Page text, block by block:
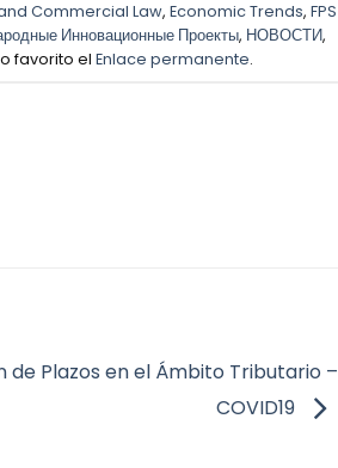
Commercial Law, Economic Trends, FPS
Инновационные Проекты, НОВОСТИ,
favorito elEnlace permanente.
de Plazos en el Ámbito Tributario –
COVID19